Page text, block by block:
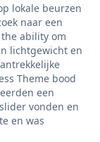
lokale beurzen
naar een
ability om
lichtgewicht en
Theme bood
een
vonden en
en was